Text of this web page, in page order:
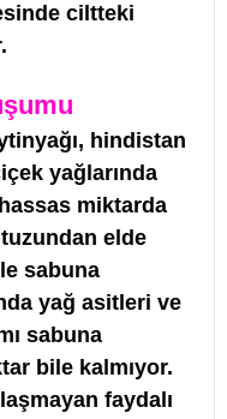
ciltteki
hindistan
yağlarında
miktarda
tuzundan elde
sabuna
yağ asitleri ve
sabuna
bile kalmıyor.
faydalı